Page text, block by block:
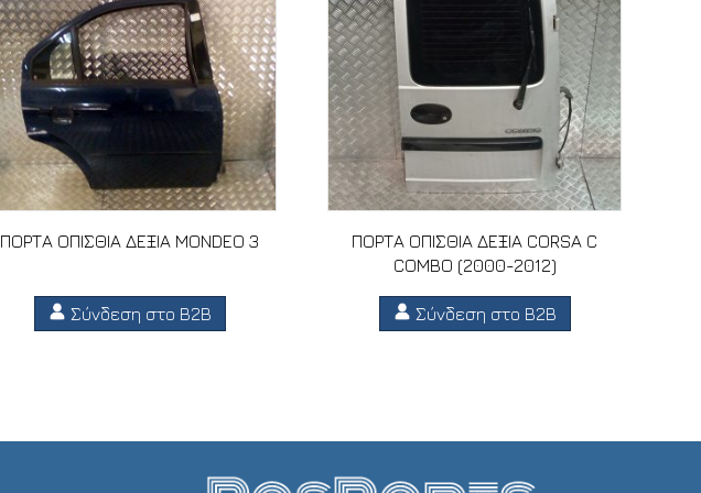
ΠΟΡΤΑ ΟΠΙΣΘΙΑ ΔΕΞΙΑ MONDEO 3
Σύνδεση στο B2B
ΠΟΡΤΑ ΟΠΙΣΘΙΑ ΔΕΞΙΑ CORSA C
COMBO (2000-2012)
Σύνδεση στο B2B